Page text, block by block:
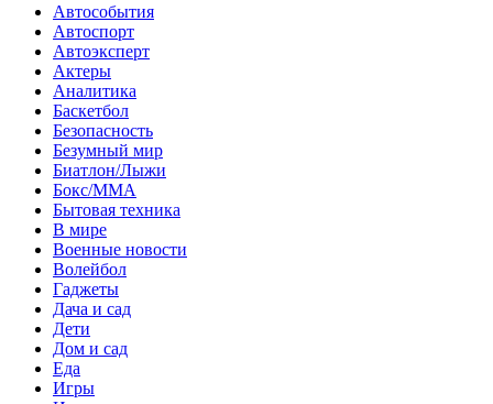
Автособытия
Автоспорт
Автоэксперт
Актеры
Аналитика
Баскетбол
Безопасность
Безумный мир
Биатлон/Лыжи
Бокс/MMA
Бытовая техника
В мире
Военные новости
Волейбол
Гаджеты
Дача и сад
Дети
Дом и сад
Еда
Игры